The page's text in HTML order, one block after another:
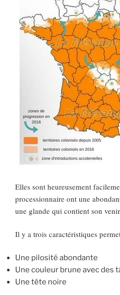
Elles sont heureusement
processionnaire ont une
une glande qui contient son
Il y a trois caractéristiques
Une pilosité abondante
Une couleur brune avec des
Une tête noire